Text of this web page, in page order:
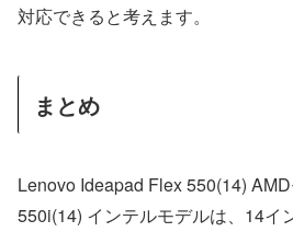
対応できると考えます。
まとめ
Lenovo Ideapad Flex 550(14)
550i(14) インテルモデルは、14イ